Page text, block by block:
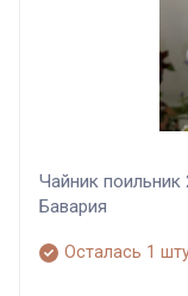
Чайник
Бавария
Осталась 1